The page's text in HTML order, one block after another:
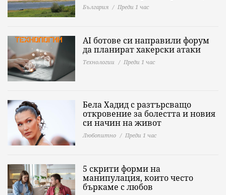
България Преди 1 час
AI ботове си направили форум
да планират хакерски атаки
Технологии Преди 1 час
Бела Хадид с разтърсващо
откровение за болестта и новия
си начин на живот
Любопитно Преди 1 час
5 скрити форми на
манипулация, които често
бъркаме с любов